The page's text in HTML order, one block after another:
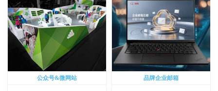
公众号&微网站 品牌企业邮箱